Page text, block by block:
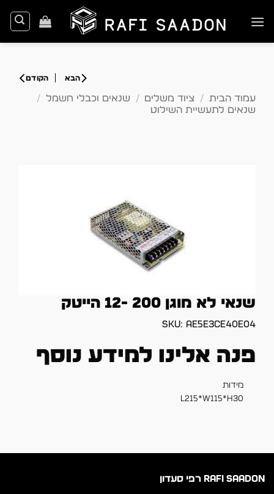
to
עמוד הבית / ציוד משלים / שנאים וכבלי חשמל /
שנאים לתעשיית השילוט
שנאי לא מוגן 200 -12 הייטק
SKU: ae5e3ce40e04
פנה אלינו למידע נוסף
מידות
L215*W115*H30
RAFI SAADON רפי סעדון